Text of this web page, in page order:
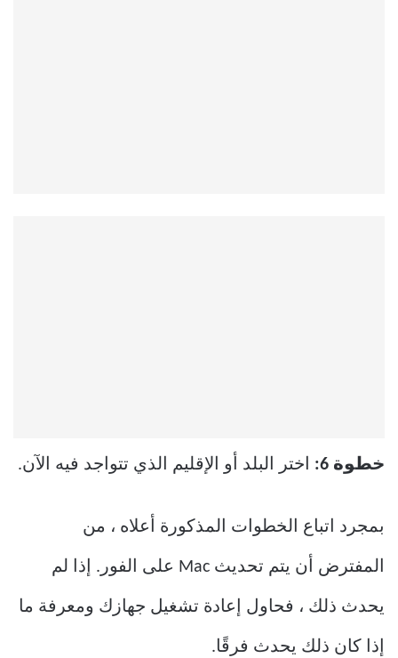
خطوة 6: اختر البلد أو الإقليم الذي تتواجد فيه الآن.
بمجرد اتباع الخطوات المذكورة أعلاه ، من
المفترض أن يتم تحديث Mac على الفور. إذا لم
يحدث ذلك ، فحاول إعادة تشغيل جهازك ومعرفة ما
إذا كان ذلك يحدث فرقًا.